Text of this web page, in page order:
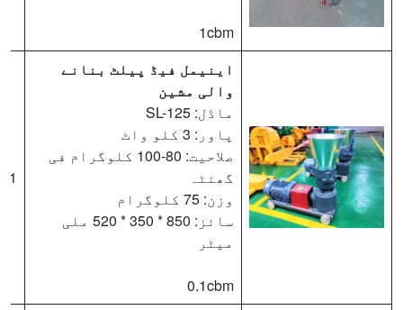
1cbm
اینیمل فیڈ پیلٹ بنانے
والی مشین
ماڈل: SL-125
پاور: 3 کلو واٹ
صلاحیت: 80-100 کلوگرام فی
گھنٹہ
وزن: 75 کلوگرام
سائز: 850 * 350 * 520 ملی
میٹر
0.1cbm
1 سیٹ